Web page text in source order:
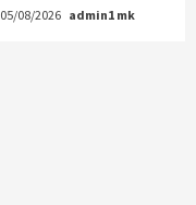
05/08/2026 admin1 mk